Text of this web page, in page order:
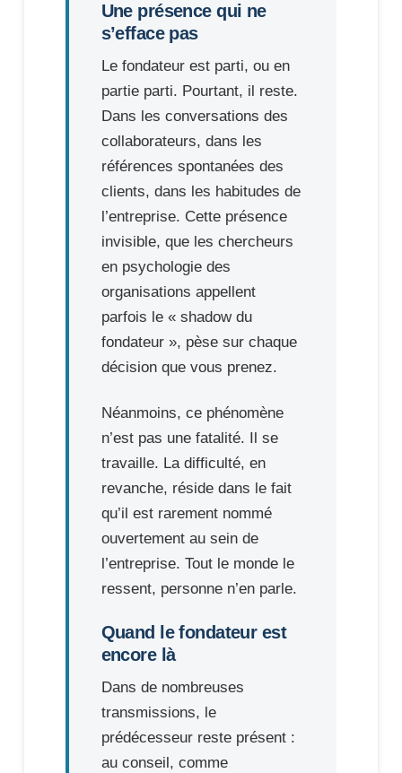
Une présence qui ne
s’efface pas
Le fondateur est parti, ou en
partie parti. Pourtant, il reste.
Dans les conversations des
collaborateurs, dans les
références spontanées des
clients, dans les habitudes de
l’entreprise. Cette présence
invisible, que les chercheurs
en psychologie des
organisations appellent
parfois le « shadow du
fondateur », pèse sur chaque
décision que vous prenez.
Néanmoins, ce phénomène
n’est pas une fatalité. Il se
travaille. La difficulté, en
revanche, réside dans le fait
qu’il est rarement nommé
ouvertement au sein de
l’entreprise. Tout le monde le
ressent, personne n’en parle.
Quand le fondateur est
encore là
Dans de nombreuses
transmissions, le
prédécesseur reste présent :
au conseil, comme